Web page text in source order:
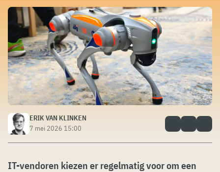
ERIK VAN KLINKEN
7 mei 2026 15:00
IT-vendoren kiezen er regelmatig voor om een